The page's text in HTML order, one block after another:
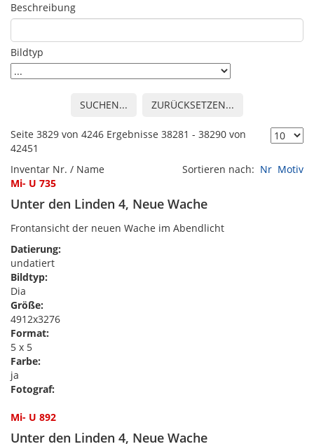
Beschreibung
Bildtyp
SUCHEN... ZURÜCKSETZEN...
Seite 3829 von 4246 Ergebnisse 38281 - 38290 von
42451
Inventar Nr. / Name
Sortieren nach: Nr Motiv
Mi- U 735
Unter den Linden 4, Neue Wache
Frontansicht der neuen Wache im Abendlicht
Datierung:
undatiert
Bildtyp:
Dia
Größe:
4912x3276
Format:
5 x 5
Farbe:
ja
Fotograf:
Mi- U 892
Unter den Linden 4, Neue Wache